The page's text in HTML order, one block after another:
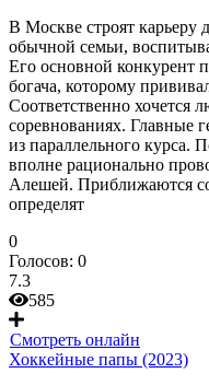
В Москве строят карьеру
обычной семьи,
Его основной
богача, которому
Соответственно хочется
соревнованиях. Главные
из параллельного курса.
вполне рационально
Алешей. Приближаются
определят
0
Голосов: 0
7.3
585
Смотреть онлайн
Хоккейные папы (2023)